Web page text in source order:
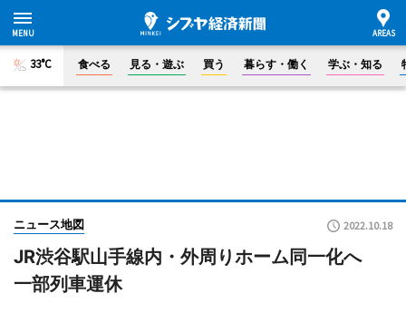
33°C 食べる 見る・遊ぶ 買う 暮らす・働く 学ぶ・知る
ニュース地図 2022.10.18
JR渋谷駅山手線内・外周りホーム同一化へ
一部列車運休